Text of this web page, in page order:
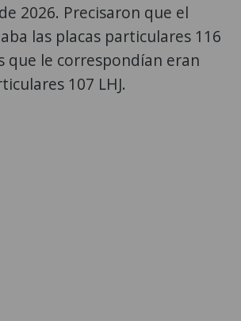
2026. Precisaron que el
las placas particulares 116
que le correspondían eran
107 LHJ.